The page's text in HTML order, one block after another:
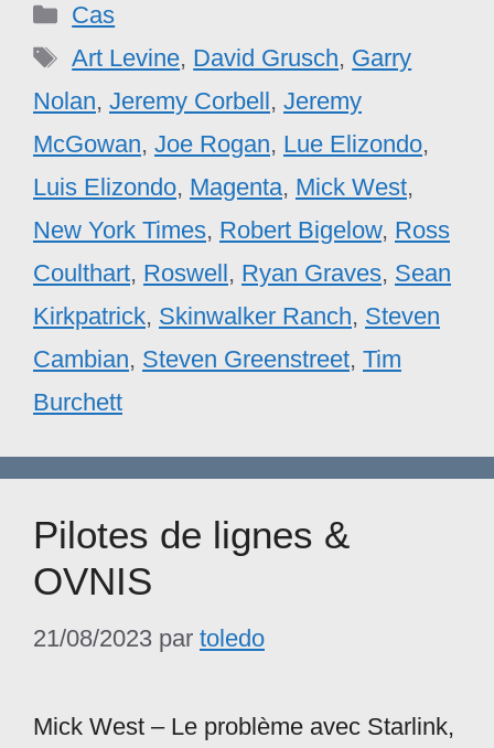
Catégories
Cas
Étiquettes
Art Levine, David Grusch, Garry
Nolan, Jeremy Corbell, Jeremy
McGowan, Joe Rogan, Lue Elizondo,
Luis Elizondo, Magenta, Mick West,
New York Times, Robert Bigelow, Ross
Coulthart, Roswell, Ryan Graves, Sean
Kirkpatrick, Skinwalker Ranch, Steven
Cambian, Steven Greenstreet, Tim
Burchett
Pilotes de lignes &
OVNIS
21/08/2023 par toledo
Mick West – Le problème avec Starlink,